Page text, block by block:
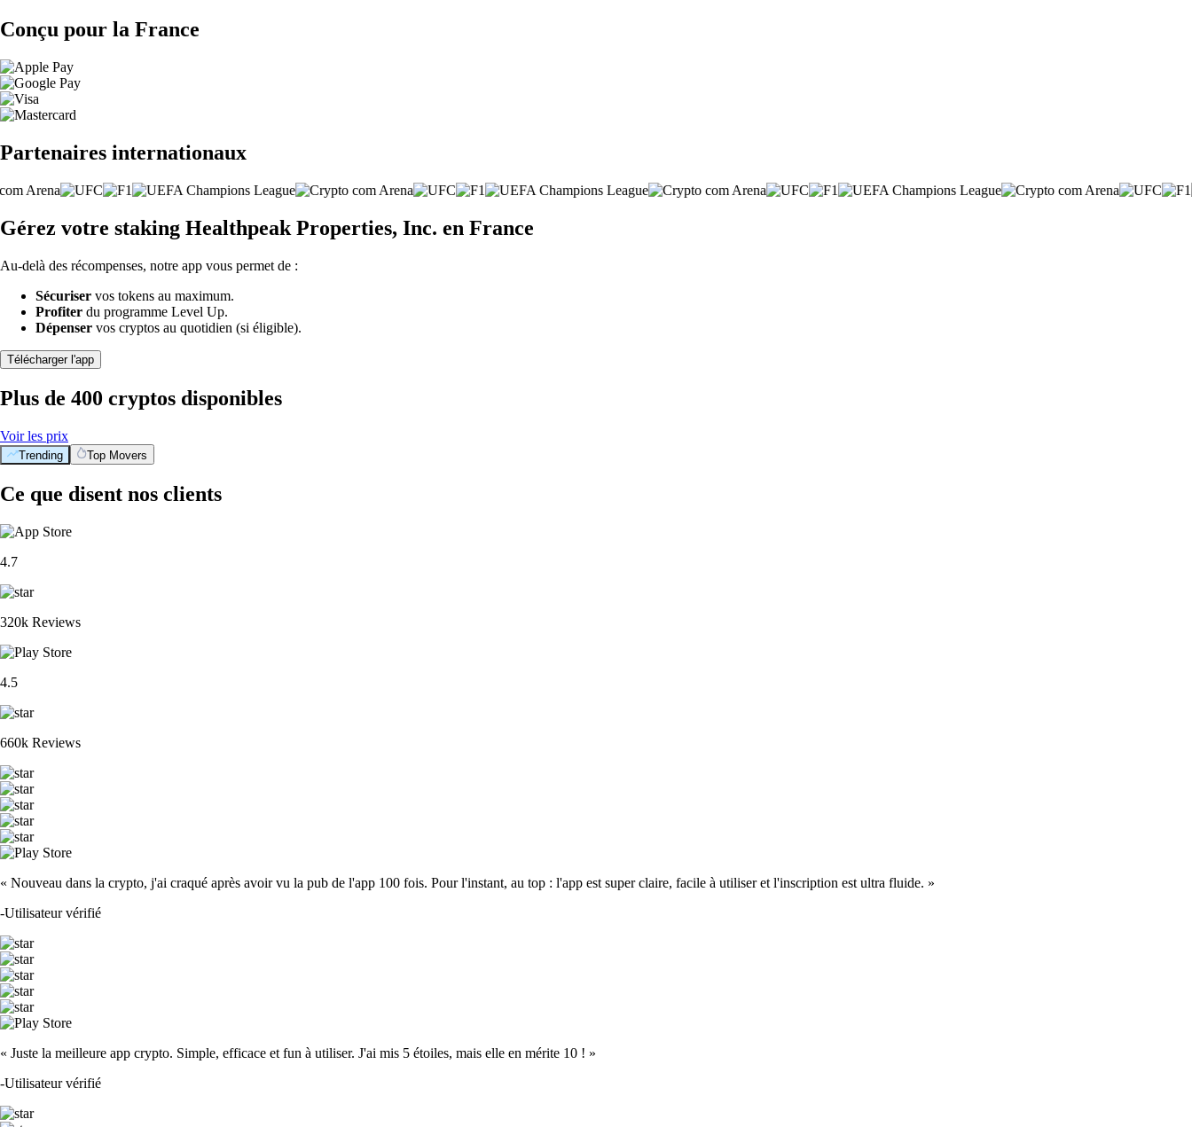
Conçu pour la France
Partenaires internationaux
Gérez votre staking Healthpeak Properties, Inc. en France
Au-delà des récompenses, notre app vous permet de :
Sécuriser vos tokens au maximum.
Profiter du programme Level Up.
Dépenser vos cryptos au quotidien (si éligible).
Télécharger l'app
Plus de 400 cryptos disponibles
Voir les prix
Trending Top Movers
Ce que disent nos clients
4.7
320k Reviews
4.5
660k Reviews
« Nouveau dans la crypto, j'ai craqué après avoir vu la pub de l'app 100 fois. Pour l'instant, au top : l'app est super claire, facile à utiliser et l'inscription est ultra fluide. »
-Utilisateur vérifié
« Juste la meilleure app crypto. Simple, efficace et fun à utiliser. J'ai mis 5 étoiles, mais elle en mérite 10 ! »
-Utilisateur vérifié